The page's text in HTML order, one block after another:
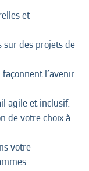
et
sur des projets de
l’avenir
agile et inclusif.
de votre choix à
votre